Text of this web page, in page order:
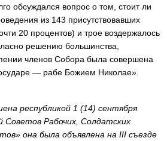
обсуждался вопрос о том, стоит ли
из 143 присутствовавших
20 процентов) и трое воздержалось
решению большинства,
членов Собора была совершена
— рабе Божием Николае».
республикой 1 (14) сентября
Советов Рабочих, Солдатских
она была объявлена на III съезде